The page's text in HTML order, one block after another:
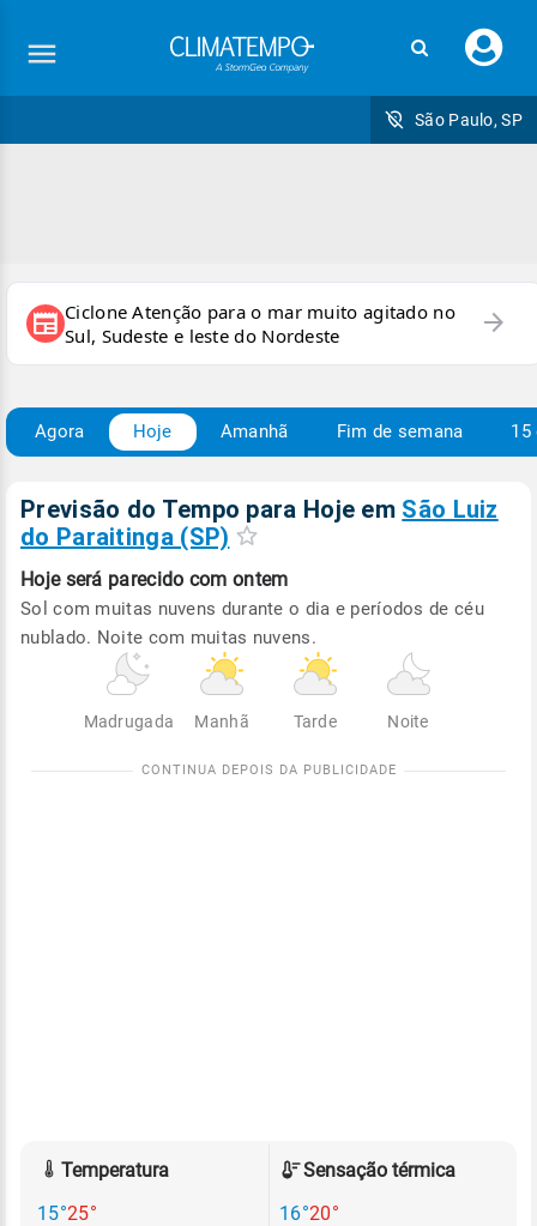
seu
São Paulo, SP
newspaper Ciclone Atenção para o mar muito agitado no
Sul, Sudeste e leste do Nordeste
arrow_forward
Agora Hoje Amanhã Fim de semana 15
Previsão do Tempo para Hoje em São Luiz
do Paraitinga (SP)
Hoje será parecido com ontem
Sol com muitas nuvens durante o dia e períodos de céu
nublado. Noite com muitas nuvens.
Madrugada Manhã Tarde Noite
Temperatura
15°25°
Sensação térmica
16°20°